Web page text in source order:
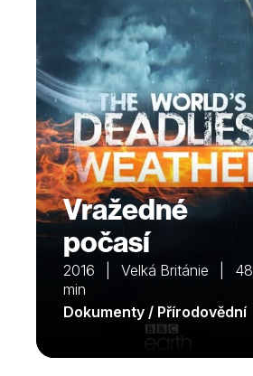
Vražedné
počasí
2016 | Velká Británie | 48
min
Dokumenty / Přírodovědní